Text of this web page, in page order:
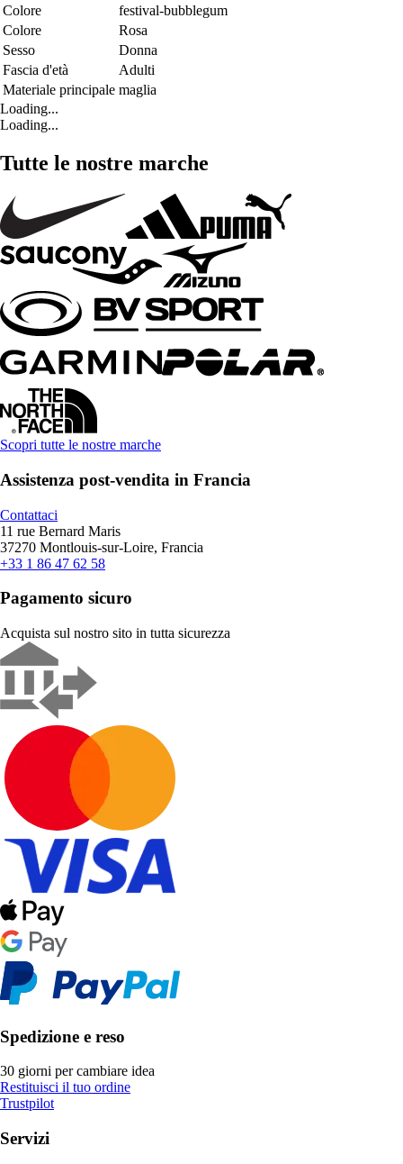
Colore
festival-bubblegum
Colore
Rosa
Sesso
Donna
Fascia d'età
Adulti
Materiale principale maglia
Loading...
Loading...
Tutte le nostre marche
Scopri tutte le nostre marche
Assistenza post-vendita in Francia
Contattaci
11 rue Bernard Maris
37270 Montlouis-sur-Loire, Francia
+33 1 86 47 62 58
Pagamento sicuro
Acquista sul nostro sito in tutta sicurezza
Spedizione e reso
30 giorni per cambiare idea
Restituisci il tuo ordine
Trustpilot
Servizi